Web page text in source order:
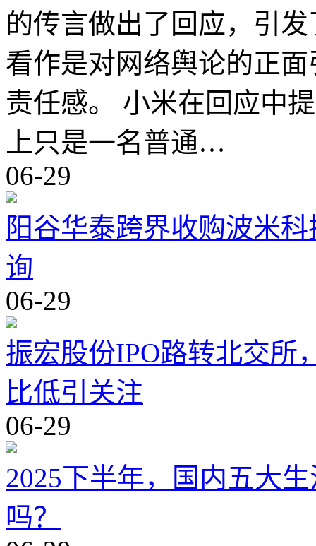
的传言做出了回应，引
看作是对网络舆论的正
责任感。 小米在回应中
上只是一名普通…
06-29
阳谷华泰跨界收购波米
询
06-29
振宏股份IPO路转北交所
比低引关注
06-29
2025下半年，国内五大
吗？